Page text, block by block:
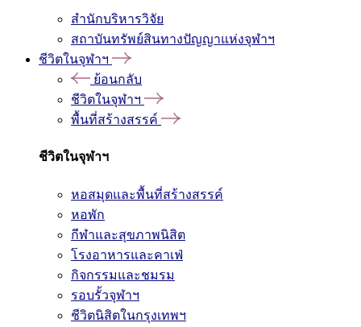
สำนักบริหารวิจัย
สถาบันทรัพย์สินทางปัญญาแห่งจุฬาฯ
ชีวิตในจุฬาฯ
ย้อนกลับ
ชีวิตในจุฬาฯ
พื้นที่สร้างสรรค์
ชีวิตในจุฬาฯ
หอสมุดและพื้นที่สร้างสรรค์
หอพัก
กีฬาและสุขภาพนิสิต
โรงอาหารและคาเฟ่
กิจกรรมและชมรม
รอบรั้วจุฬาฯ
ชีวิตนิสิตในกรุงเทพฯ